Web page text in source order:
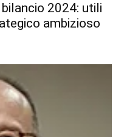
2024: utili
ambizioso